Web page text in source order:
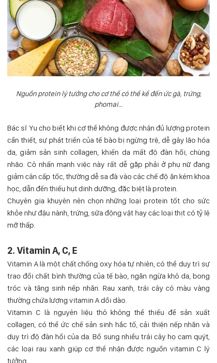
Nguồn protein lý tưởng cho cơ thể có thể kể đến ức gà, trứng,
phomai...
Bác sĩ Yu cho biết khi cơ thể không được nhận đủ lượng protein
cần thiết, sự phát triển của tế bào bị ngừng trệ, dễ gây lão hóa
da, giảm sản sinh collagen, khiến da mất độ đàn hồi, chùng
nhão. Cô nhấn mạnh việc này rất dễ gặp phải ở phụ nữ đang
giảm cân cấp tốc, thường dễ sa đà vào các chế độ ăn kém khoa
học, dẫn đến thiếu hụt dinh dưỡng, đặc biệt là protein.
Chuyên gia khuyên nên chọn những loại protein tốt cho sức
khỏe như đậu nành, trứng, sữa động vật hay các loại thịt có tỷ lệ
mỡ thấp.
2. Vitamin A, C, E
Vitamin A là một chất chống oxy hóa tự nhiên, có thể duy trì sự
trao đổi chất bình thường của tế bào, ngăn ngừa khô da, bong
tróc và tăng sinh nếp nhăn. Rau xanh, trái cây có màu vàng
thường chứa lượng vitamin A dồi dào.
Vitamin C là nguyên liệu thô không thể thiếu để sản xuất
collagen, có thể ức chế sản sinh hắc tố, cải thiện nếp nhăn và
duy trì độ đàn hồi của da. Bổ sung nhiều trái cây họ cam quýt,
các loại rau xanh giúp cơ thể nhận được nguồn vitamin C lý
tưởng.